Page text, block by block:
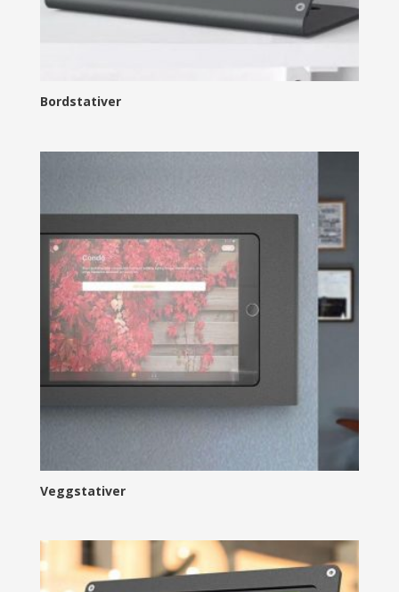
Bordstativer
Veggstativer